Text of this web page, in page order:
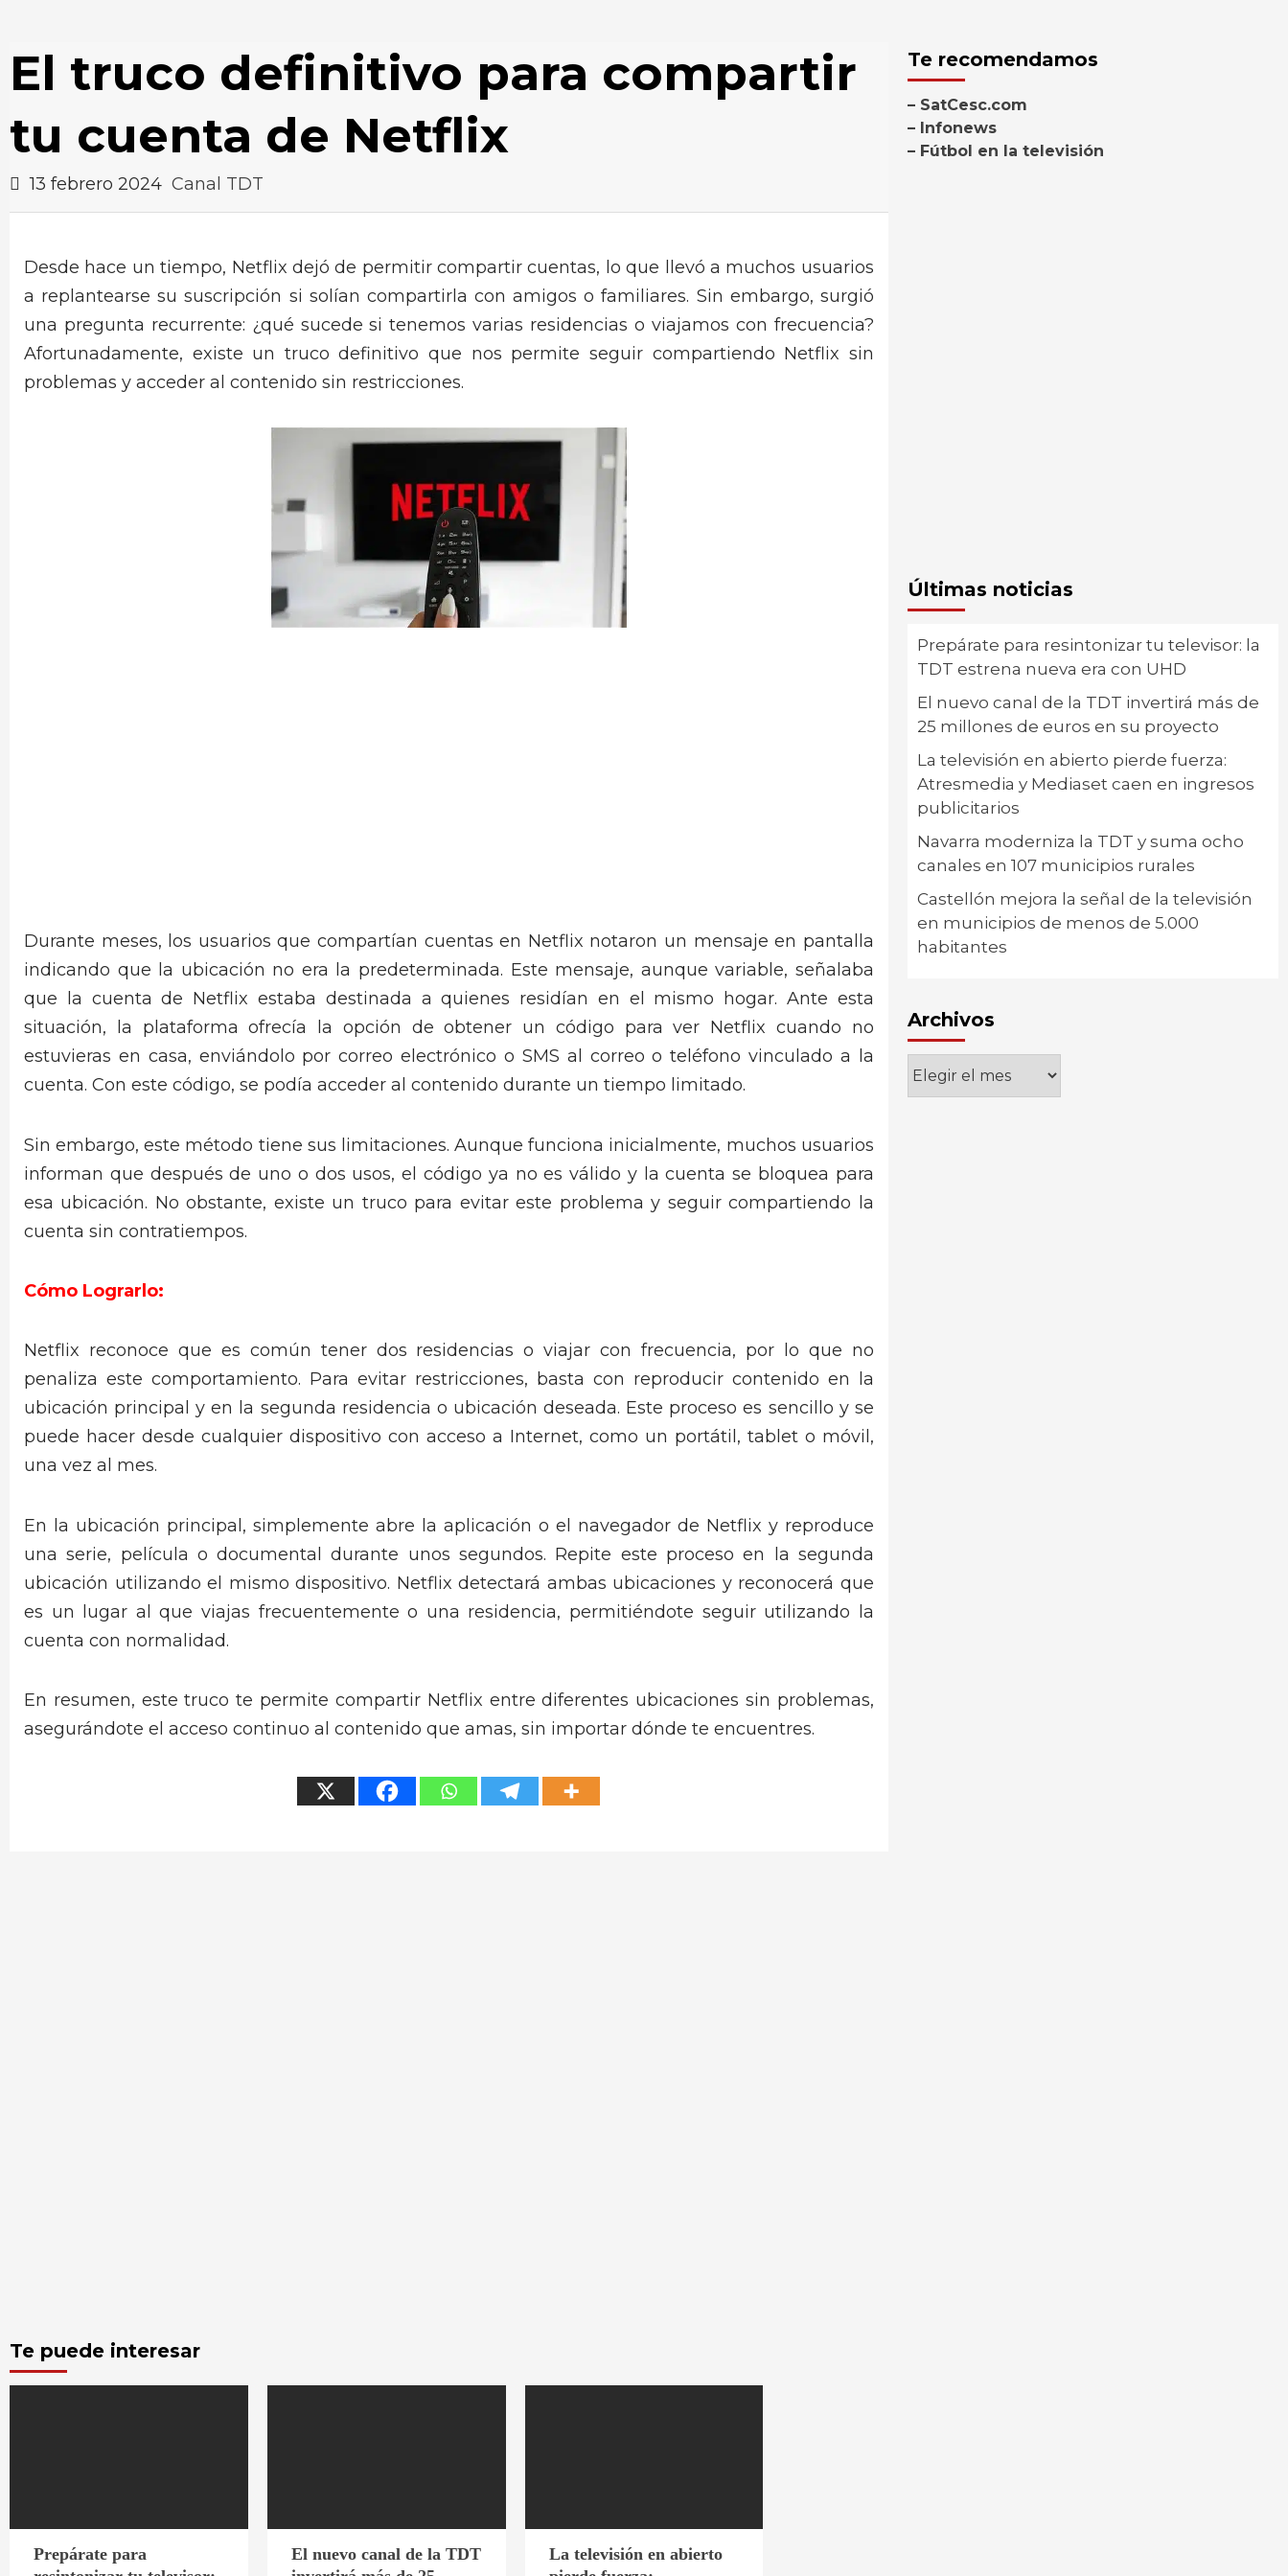
El truco definitivo para compartir
tu cuenta de Netflix
13 febrero 2024 Canal TDT
Desde hace un tiempo, Netflix dejó de permitir compartir cuentas, lo que llevó a muchos usuarios
a replantearse su suscripción si solían compartirla con amigos o familiares. Sin embargo, surgió
una pregunta recurrente: ¿qué sucede si tenemos varias residencias o viajamos con frecuencia?
Afortunadamente, existe un truco definitivo que nos permite seguir compartiendo Netflix sin
problemas y acceder al contenido sin restricciones.
Durante meses, los usuarios que compartían cuentas en Netflix notaron un mensaje en pantalla
indicando que la ubicación no era la predeterminada. Este mensaje, aunque variable, señalaba
que la cuenta de Netflix estaba destinada a quienes residían en el mismo hogar. Ante esta
situación, la plataforma ofrecía la opción de obtener un código para ver Netflix cuando no
estuvieras en casa, enviándolo por correo electrónico o SMS al correo o teléfono vinculado a la
cuenta. Con este código, se podía acceder al contenido durante un tiempo limitado.
Sin embargo, este método tiene sus limitaciones. Aunque funciona inicialmente, muchos usuarios
informan que después de uno o dos usos, el código ya no es válido y la cuenta se bloquea para
esa ubicación. No obstante, existe un truco para evitar este problema y seguir compartiendo la
cuenta sin contratiempos.
Cómo Lograrlo:
Netflix reconoce que es común tener dos residencias o viajar con frecuencia, por lo que no
penaliza este comportamiento. Para evitar restricciones, basta con reproducir contenido en la
ubicación principal y en la segunda residencia o ubicación deseada. Este proceso es sencillo y se
puede hacer desde cualquier dispositivo con acceso a Internet, como un portátil, tablet o móvil,
una vez al mes.
En la ubicación principal, simplemente abre la aplicación o el navegador de Netflix y reproduce
una serie, película o documental durante unos segundos. Repite este proceso en la segunda
ubicación utilizando el mismo dispositivo. Netflix detectará ambas ubicaciones y reconocerá que
es un lugar al que viajas frecuentemente o una residencia, permitiéndote seguir utilizando la
cuenta con normalidad.
En resumen, este truco te permite compartir Netflix entre diferentes ubicaciones sin problemas,
asegurándote el acceso continuo al contenido que amas, sin importar dónde te encuentres.
Te recomendamos
– SatCesc.com
– Infonews
– Fútbol en la televisión
Últimas noticias
Prepárate para resintonizar tu televisor: la
TDT estrena nueva era con UHD
El nuevo canal de la TDT invertirá más de
25 millones de euros en su proyecto
La televisión en abierto pierde fuerza:
Atresmedia y Mediaset caen en ingresos
publicitarios
Navarra moderniza la TDT y suma ocho
canales en 107 municipios rurales
Castellón mejora la señal de la televisión
en municipios de menos de 5.000
habitantes
Archivos
Archivos
Te puede interesar
Prepárate para
El nuevo canal de la TDT
La televisión en abierto